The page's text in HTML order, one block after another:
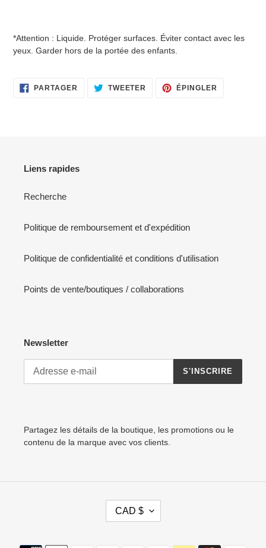
*Attention : Liquide. Protéger surfaces. Éviter contact avec les
yeux. Garder hors de la portée des enfants.
PARTAGER PARTAGER
SUR
TWEETER TWEETER
SUR
ÉPINGLER
Liens rapides
Recherche
Politique de remboursement et d'expédition
Politique de confidentialité et conditions d'utilisation
Points de vente/boutiques / collaborations
Newsletter
S'INSCRIRE
Partagez les détails de la boutique, les promotions ou le
contenu de la marque avec vos clients.
I
CAD $
Moyens